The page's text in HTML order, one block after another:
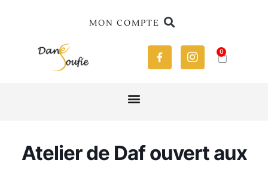
MON COMPTE
0
Atelier de Daf ouvert aux